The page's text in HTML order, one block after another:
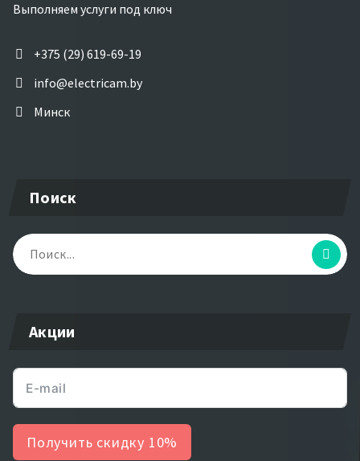
Выполняем услуги под ключ
+375 (29) 619-69-19
info@electricam.by
Минск
Поиск
Найти:
Акции
Получить скидку 10%